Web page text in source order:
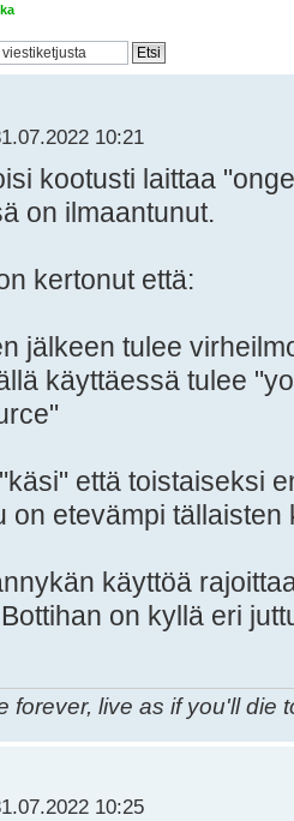
10:21
kootusti laittaa
on ilmaantunut.
kertonut että:
jälkeen tulee
käyttäessä tulee
että toistaiseksi
on etevämpi
käyttöä
on kyllä eri
forever, live as if you'll die
10:25